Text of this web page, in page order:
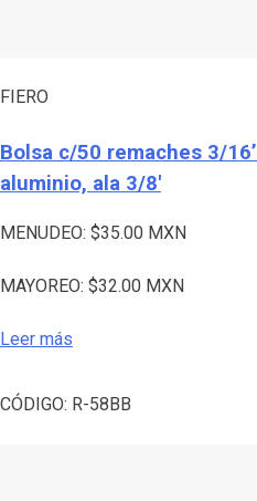
FIERO
Bolsa c/50 remaches 3/
aluminio, ala 3/8′
MENUDEO: $35.00 MXN
MAYOREO: $32.00 MXN
Leer más
CÓDIGO: R-58BB